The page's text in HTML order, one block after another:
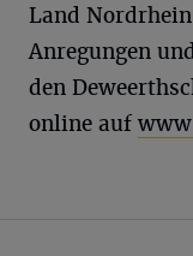
Land
Anregungen
den
online auf